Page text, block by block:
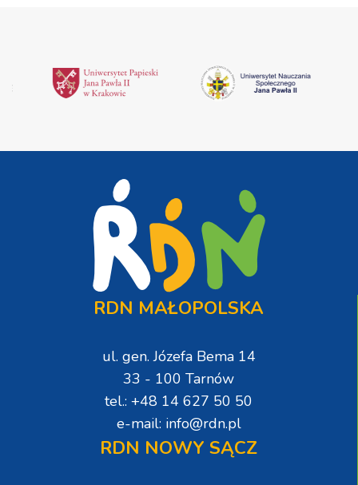
RDN MAŁOPOLSKA
ul. gen. Józefa Bema 14
33 - 100 Tarnów
tel.: +48 14 627 50 50
e-mail: info@rdn.pl
RDN NOWY SĄCZ